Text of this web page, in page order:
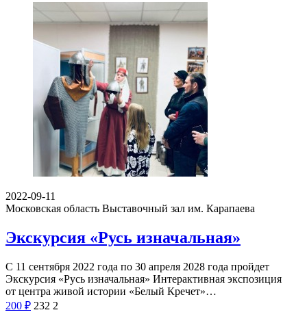
2022-09-11
Московская область Выставочный зал им. Карапаева
Экскурсия «Русь изначальная»
С 11 сентября 2022 года по 30 апреля 2028 года пройдет
Экскурсия «Русь изначальная» Интерактивная экспозиция
от центра живой истории «Белый Кречет»…
200 ₽ 232 2